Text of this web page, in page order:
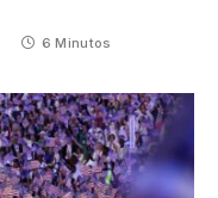
6 Minutos